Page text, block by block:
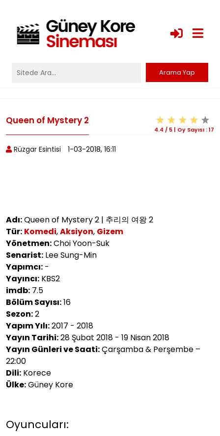
Queen of Mystery 2
4.4 / 5 | Oy Sayısı :17
Rüzgar Esintisi 1-03-2018, 16:11
Adı:Queen of Mystery 2 | 추리의 여왕 2
Tür: Komedi,Aksiyon, Gizem
Yönetmen:Choi Yoon-Suk
Senarist: Lee Sung-Min
Yapımcı: -
Yayıncı: KBS2
imdb: 7.5
Bölüm Sayısı:16
Sezon:2
Yapım Yılı:2017 - 2018
Yayın Tarihi:28 Şubat 2018 - 19 Nisan 2018
Yayın Günleri ve Saati:Çarşamba & Perşembe –
22:00
Dili: Korece
Ülke:Güney Kore
Oyuncuları: